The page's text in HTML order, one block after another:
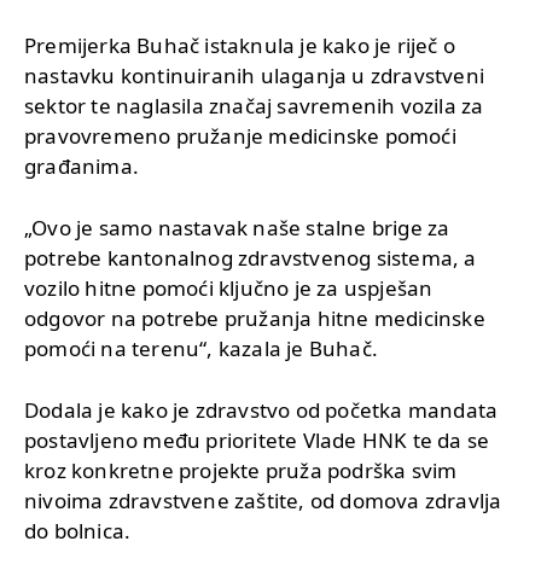
Premijerka Buhač istaknula je kako je riječ o
nastavku kontinuiranih ulaganja u zdravstveni
sektor te naglasila značaj savremenih vozila za
pravovremeno pružanje medicinske pomoći
građanima.
„Ovo je samo nastavak naše stalne brige za
potrebe kantonalnog zdravstvenog sistema, a
vozilo hitne pomoći ključno je za uspješan
odgovor na potrebe pružanja hitne medicinske
pomoći na terenu“, kazala je Buhač.
Dodala je kako je zdravstvo od početka mandata
postavljeno među prioritete Vlade HNK te da se
kroz konkretne projekte pruža podrška svim
nivoima zdravstvene zaštite, od domova zdravlja
do bolnica.